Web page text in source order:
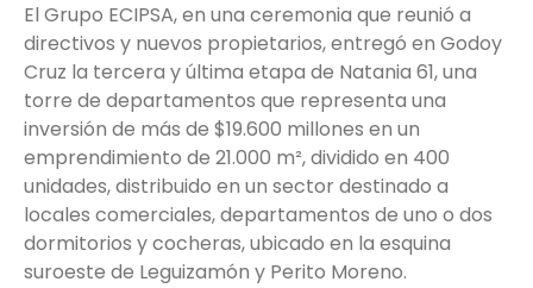
El Grupo ECIPSA, en una ceremonia que reunió a
directivos y nuevos propietarios, entregó en Godoy
Cruz la tercera y última etapa de Natania 61, una
torre de departamentos que representa una
inversión de más de $19.600 millones en un
emprendimiento de 21.000 m², dividido en 400
unidades, distribuido en un sector destinado a
locales comerciales, departamentos de uno o dos
dormitorios y cocheras, ubicado en la esquina
suroeste de Leguizamón y Perito Moreno.